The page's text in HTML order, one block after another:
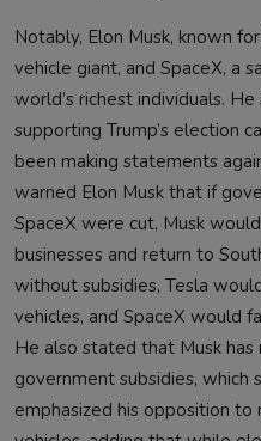
Notably, Elon Musk, known
vehicle giant, and SpaceX, a
world’s richest individuals.
supporting Trump’s election
been making statements
warned Elon Musk that if
SpaceX were cut, Musk
businesses and return to
without subsidies, Tesla
vehicles, and SpaceX would
He also stated that Musk
government subsidies, which
emphasized his opposition